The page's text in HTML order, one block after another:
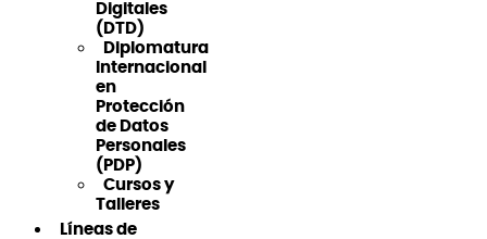
Digitales
(DTD)
Diplomatura
Internacional
en
Protección
de Datos
Personales
(PDP)
Cursos y
Talleres
Líneas de